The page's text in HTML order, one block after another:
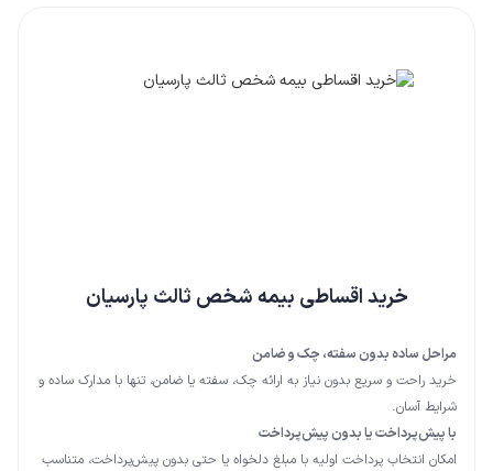
خرید اقساطی بیمه شخص ثالث پارسیان
مراحل ساده بدون سفته، چک و ضامن
خرید راحت و سریع بدون نیاز به ارائه چک، سفته یا ضامن، تنها با مدارک ساده و
شرایط آسان.
با پیش‌پرداخت یا بدون پیش‌پرداخت
امکان انتخاب پرداخت اولیه با مبلغ دلخواه یا حتی بدون پیش‌پرداخت، متناسب